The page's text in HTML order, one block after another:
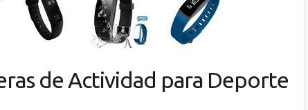
de Actividad para Deporte